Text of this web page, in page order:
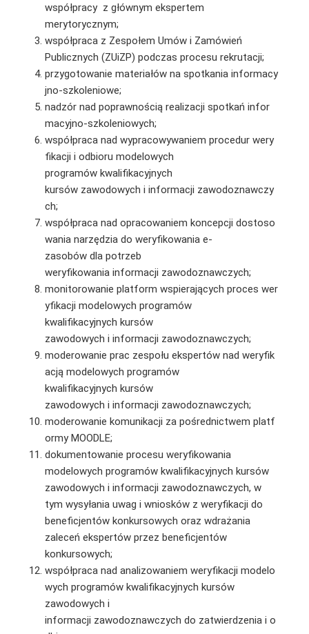
współpracy z głównym ekspertem
merytorycznym;
współpraca z Zespołem Umów i Zamówień
Publicznych (ZUiZP) podczas procesu rekrutacji;
przygotowanie materiałów na spotkania informacy
jno-szkoleniowe;
nadzór nad poprawnością realizacji spotkań infor
macyjno-szkoleniowych;
współpraca nad wypracowywaniem procedur wery
fikacji i odbioru modelowych
programów kwalifikacyjnych
kursów zawodowych i informacji zawodoznawczy
ch;
współpraca nad opracowaniem koncepcji dostoso
wania narzędzia do weryfikowania e-
zasobów dla potrzeb
weryfikowania informacji zawodoznawczych;
monitorowanie platform wspierających proces wer
yfikacji modelowych programów
kwalifikacyjnych kursów
zawodowych i informacji zawodoznawczych;
moderowanie prac zespołu ekspertów nad weryfik
acją modelowych programów
kwalifikacyjnych kursów
zawodowych i informacji zawodoznawczych;
moderowanie komunikacji za pośrednictwem platf
ormy MOODLE;
dokumentowanie procesu weryfikowania
modelowych programów kwalifikacyjnych kursów
zawodowych i informacji zawodoznawczych, w
tym wysyłania uwag i wniosków z weryfikacji do
beneficjentów konkursowych oraz wdrażania
zaleceń ekspertów przez beneficjentów
konkursowych;
współpraca nad analizowaniem weryfikacji modelo
wych programów kwalifikacyjnych kursów
zawodowych i
informacji zawodoznawczych do zatwierdzenia i o